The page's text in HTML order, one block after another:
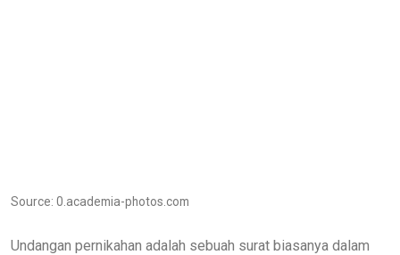
Source: 0.academia-photos.com
Undangan pernikahan adalah sebuah surat biasanya dalam